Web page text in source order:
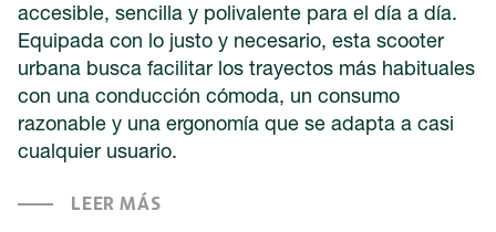
accesible, sencilla y polivalente para el día a día.
Equipada con lo justo y necesario, esta scooter
urbana busca facilitar los trayectos más habituales
con una conducción cómoda, un consumo
razonable y una ergonomía que se adapta a casi
cualquier usuario.
LEER MÁS